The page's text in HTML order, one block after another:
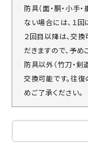
防具（面・胴・小手
ない場合には、１回
２回目以降は、交
だきますので、予め
防具以外（竹刀・剣
交換可能です。往
めご了承ください。